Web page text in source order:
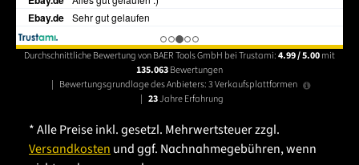
Durchschnittliche Bewertung von BAER Tools GmbH bei Trustami:4.99 / 5.00mit
135.063Bewertungen
| Bewertungsgrundlage des Anbieters: 3 Verkaufsplattformen
| 23Jahre Erfahrung
* Alle Preise inkl. gesetzl. Mehrwertsteuer zzgl.
Versandkosten und ggf. Nachnahmegebühren, wenn